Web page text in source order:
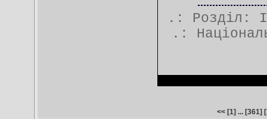
.: Розділ:
.:
<< [1] ... [361] [